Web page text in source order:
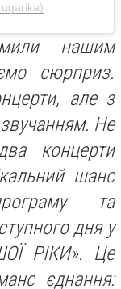
нашим
сюрприз.
але з
Не
концерти
шанс
та
дня у
РІКИ». Це
єднання: